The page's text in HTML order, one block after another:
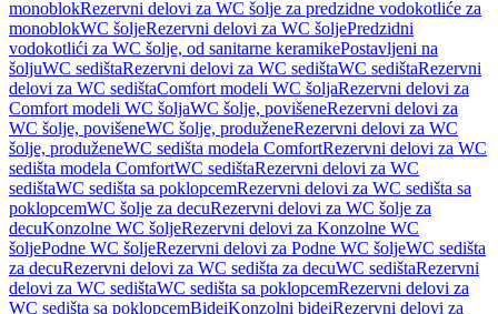
monoblokRezervni delovi za WC šolje za predzidne vodokotliće za
monoblokWC šoljeRezervni delovi za WC šoljePredzidni
vodokotlići za WC šolje, od sanitarne keramikePostavljeni na
šoljuWC sedištaRezervni delovi za WC sedištaWC sedištaRezervni
delovi za WC sedištaComfort modeli WC šoljaRezervni delovi za
Comfort modeli WC šoljaWC šolje, povišeneRezervni delovi za
WC šolje, povišeneWC šolje, produženeRezervni delovi za WC
šolje, produženeWC sedišta modela ComfortRezervni delovi za WC
sedišta modela ComfortWC sedištaRezervni delovi za WC
sedištaWC sedišta sa poklopcemRezervni delovi za WC sedišta sa
poklopcemWC šolje za decuRezervni delovi za WC šolje za
decuKonzolne WC šoljeRezervni delovi za Konzolne WC
šoljePodne WC šoljeRezervni delovi za Podne WC šoljeWC sedišta
za decuRezervni delovi za WC sedišta za decuWC sedištaRezervni
delovi za WC sedištaWC sedišta sa poklopcemRezervni delovi za
WC sedišta sa poklopcemBideiKonzolni bideiRezervni delovi za